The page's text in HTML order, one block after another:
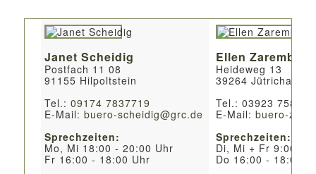
Janet Scheidig
Postfach 11 08
91155 Hilpoltstein
Tel.: 09174 7837719
E-Mail: buero-scheidig@grc.de
Sprechzeiten:
Mo, Mi 18:00 - 20:00 Uhr
Fr 16:00 - 18:00 Uhr
Ellen Zaremba
Heideweg 13
39264 Jütrichau
Tel.: 03923
E-Mail: buero-
Sprechzeiten:
Di, Mi + Fr 9:00 -
Do 16:00 - 18:00